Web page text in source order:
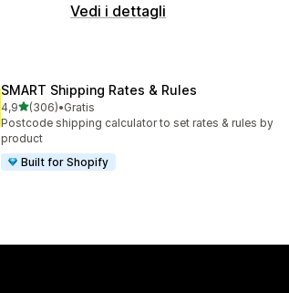
Vedi i dettagli
SMART Shipping Rates & Rules
4,9stelle su 5
(306)
306 recensioni totali
•Gratis
Postcode shipping calculator to set rates & rules by
product
Built for Shopify